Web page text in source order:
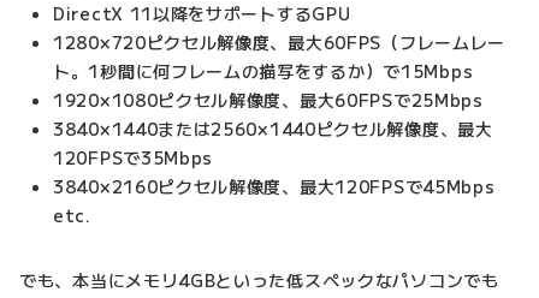
DirectX 11以降をサポートするGPU
1280×720ピクセル解像度、最大60FPS（フレームレー
ト。1秒間に何フレームの描写をするか）で15Mbps
1920×1080ピクセル解像度、最大60FPSで25Mbps
3840×1440または2560×1440ピクセル解像度、最大
120FPSで35Mbps
3840×2160ピクセル解像度、最大120FPSで45Mbps
etc.
でも、本当にメモリ4GBといった低スペックなパソコンでも